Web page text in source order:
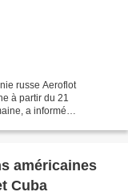
russe Aeroflot
à partir du 21
a informé
américaines
Cuba